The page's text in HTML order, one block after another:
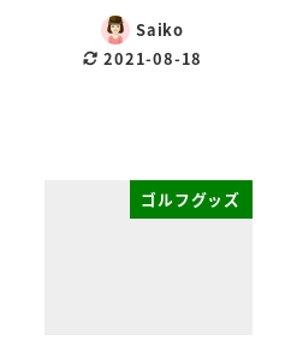
Saiko
2021-08-18
ゴルフグッズ